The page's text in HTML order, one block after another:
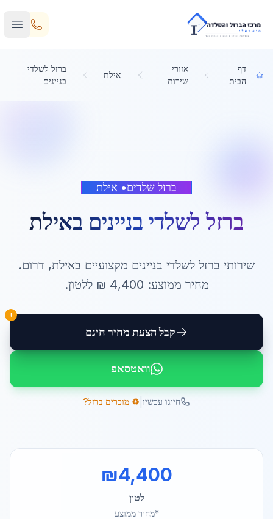
Skip to main content
דף
הבית
אזורי
שירות
אילת
ברזל לשלדי
בניינים
ברזל שלדים• אילת
ברזל לשלדי בניינים באילת
שירותי ברזל לשלדי בניינים מקצועיים באילת, דרום.
מחיר ממוצע: 4,400 ₪ ללטון.
קבל הצעת מחיר חינם
!
וואטסאפ
חייגו עכשיו ♻️ מוכרים ברזל?
₪4,400
לטון
*מחיר ממוצע